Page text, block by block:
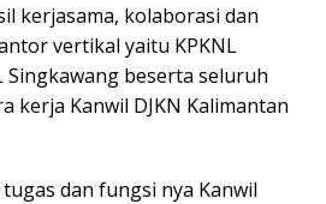
kerjasama, kolaborasi dan
vertikal yaitu KPKNL
Singkawang beserta seluruh
kerja Kanwil DJKN Kalimantan
dan fungsi nya Kanwil